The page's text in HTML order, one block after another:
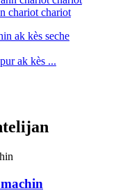
chariot chariot
ak kès ...